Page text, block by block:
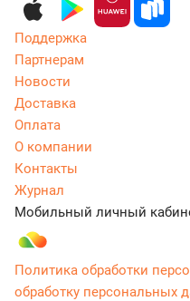
Поддержка
Партнерам
Новости
Доставка
Оплата
О компании
Контакты
Журнал
Мобильный личный
Политика обработки
обработку персональных